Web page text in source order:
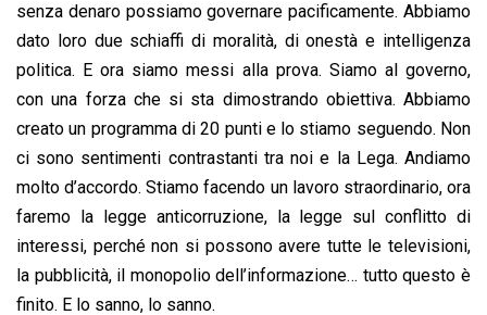
senza denaro possiamo governare pacificamente. Abbiamo
dato loro due schiaffi di moralità, di onestà e intelligenza
politica. E ora siamo messi alla prova. Siamo al governo,
con una forza che si sta dimostrando obiettiva. Abbiamo
creato un programma di 20 punti e lo stiamo seguendo. Non
ci sono sentimenti contrastanti tra noi e la Lega. Andiamo
molto d’accordo. Stiamo facendo un lavoro straordinario, ora
faremo la legge anticorruzione, la legge sul conflitto di
interessi, perché non si possono avere tutte le televisioni,
la pubblicità, il monopolio dell’informazione… tutto questo è
finito. E lo sanno, lo sanno.